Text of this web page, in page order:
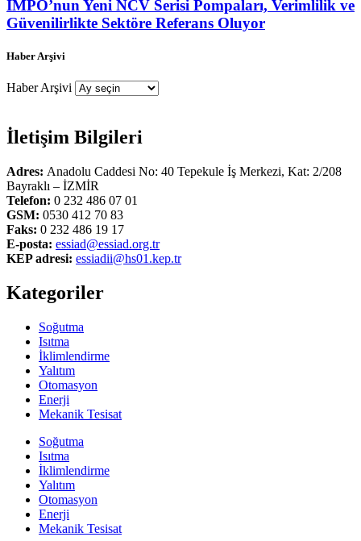
İMPO’nun Yeni NCV Serisi Pompaları, Verimlilik ve
Güvenilirlikte Sektöre Referans Oluyor
Haber Arşivi
Haber Arşivi
İletişim Bilgileri
Adres: Anadolu Caddesi No: 40 Tepekule İş Merkezi, Kat: 2/208
Bayraklı – İZMİR
Telefon: 0 232 486 07 01
GSM: 0530 412 70 83
Faks: 0 232 486 19 17
E-posta: essiad@essiad.org.tr
KEP adresi: essiadii@hs01.kep.tr
Kategoriler
Soğutma
Isıtma
İklimlendirme
Yalıtım
Otomasyon
Enerji
Mekanik Tesisat
Soğutma
Isıtma
İklimlendirme
Yalıtım
Otomasyon
Enerji
Mekanik Tesisat